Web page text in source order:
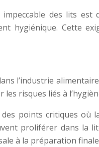
des lits est
hygiénique. Cette
l’industrie
risques liés à
points critiques
proliférer dans la
à la préparation